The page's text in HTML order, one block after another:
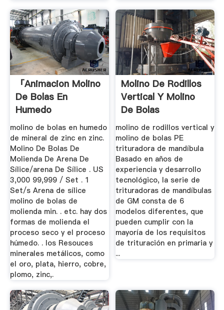
「animacion Molino
De Bolas En
Humedo
Verticales」
molino de bolas en humedo
de mineral de zinc en zinc.
Molino De Bolas De
Molienda De Arena De
Sílice/arena De Sílice . US
3,000 99,999 / Set . 1
Set/s Arena de sílice
molino de bolas de
molienda min. . etc. hay dos
formas de molienda el
proceso seco y el proceso
húmedo. . los Resouces
minerales metálicos, como
el oro, plata, hierro, cobre,
plomo, zinc,.
Molino De Rodillos
Vertical Y Molino
De Bolas
molino de rodillos vertical y
molino de bolas PE
trituradora de mandíbula
Basado en años de
experiencia y desarrollo
tecnológico, la serie de
trituradoras de mandíbulas
de GM consta de 6
modelos diferentes, que
pueden cumplir con la
mayoría de los requisitos
de trituración en primaria y
...